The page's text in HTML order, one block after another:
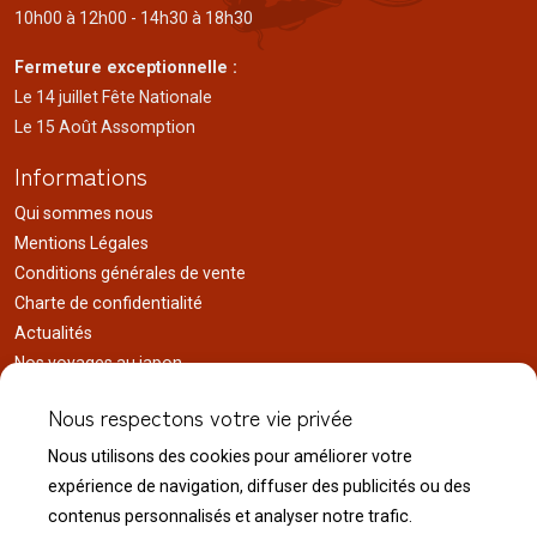
10h00 à 12h00 - 14h30 à 18h30
Fermeture exceptionnelle :
Le 14 juillet Fête Nationale
Le 15 Août Assomption
Informations
Qui sommes nous
Mentions Légales
Conditions générales de vente
Charte de confidentialité
Actualités
Nos voyages au japon
Liens utiles
Service client
Nous contacter
Nous respectons votre vie privée
Nous utilisons des cookies pour améliorer votre
expérience de navigation, diffuser des publicités ou des
contenus personnalisés et analyser notre trafic.